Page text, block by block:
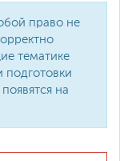
право не
тематике
подготовки
на